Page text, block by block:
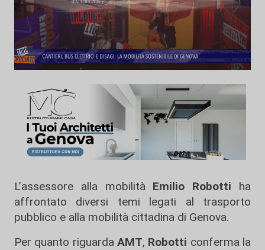
L’assessore alla mobilità Emilio Robotti ha
affrontato diversi temi legati al trasporto
pubblico e alla mobilità cittadina di Genova.
Per quanto riguarda AMT, Robotti conferma la